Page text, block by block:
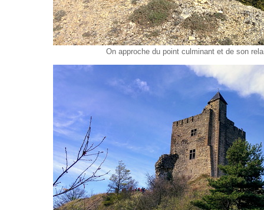
On approche du point culminant et de son